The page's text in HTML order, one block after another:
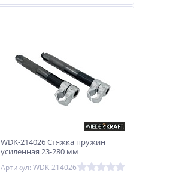
WDK-214026 Стяжка пружин
усиленная 23-280 мм
Артикул: WDK-214026